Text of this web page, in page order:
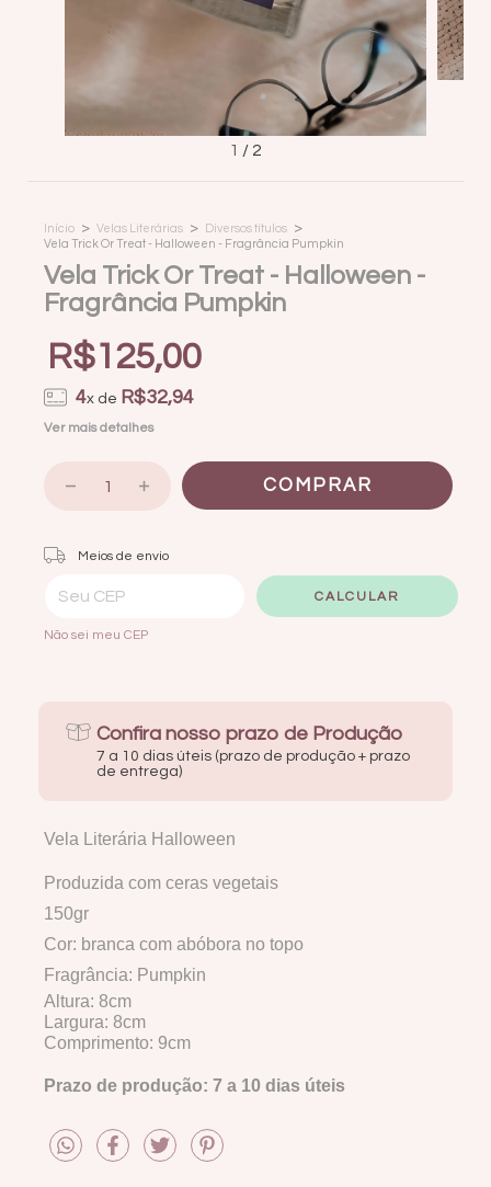
1 / 2
Início > Velas Literárias > Diversos títulos >
Vela Trick Or Treat - Halloween - Fragrância Pumpkin
Vela Trick Or Treat - Halloween -
Fragrância Pumpkin
R$125,00
4x de R$32,94
Ver mais detalhes
Entregas para o CEP:
Meios de envio
CALCULAR
Não sei meu CEP
Confira nosso prazo de Produção
7 a 10 dias úteis (prazo de produção + prazo
de entrega)
Vela Literária Halloween
Produzida com ceras vegetais
150gr
Cor: branca com abóbora no topo
Fragrância: Pumpkin
Altura: 8cm
Largura: 8cm
Comprimento: 9cm
Prazo de produção: 7 a 10 dias úteis